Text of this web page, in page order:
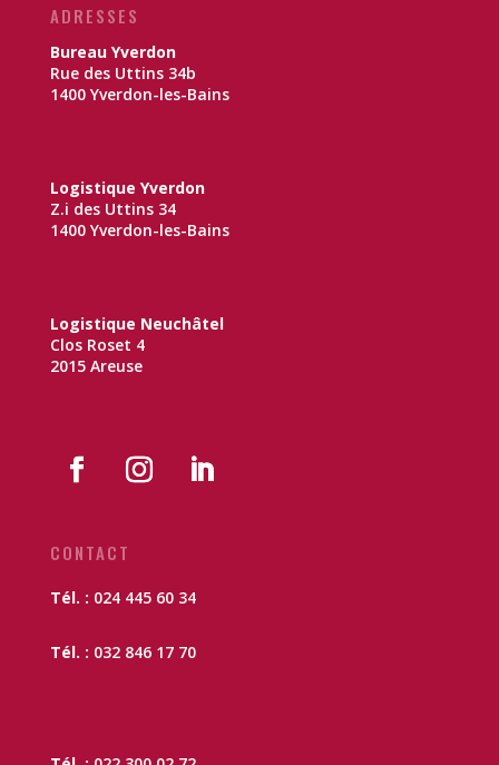
ADRESSES
Bureau Yverdon
Rue des Uttins 34b
1400 Yverdon-les-Bains
Logistique Yverdon
Z.i des Uttins 34
1400 Yverdon-les-Bains
Logistique Neuchâtel
Clos Roset 4
2015 Areuse
CONTACT
Tél. : 024 445 60 34
Tél. : 032 846 17 70